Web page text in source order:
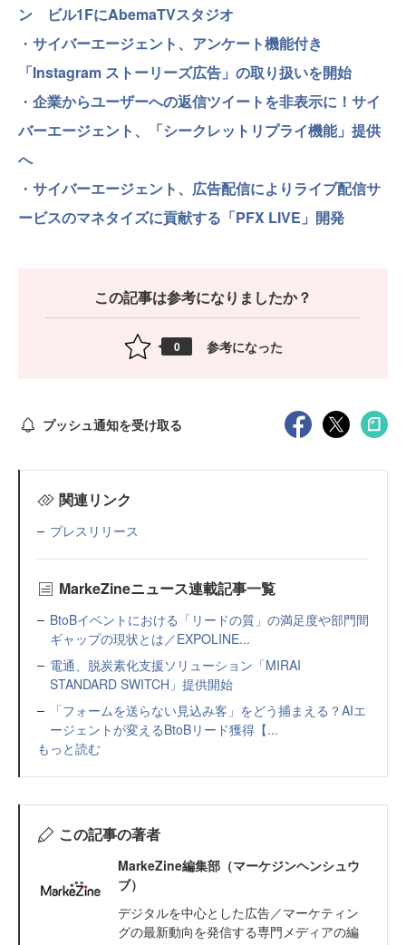
ン ビル1FにAbemaTVスタジオ
・ サイバーエージェント、アンケート機能付き
「Instagram ストーリーズ広告」の取り扱いを開始
・ 企業からユーザーへの返信ツイートを非表示に！サイ
バーエージェント、「シークレットリプライ機能」提供
へ
・ サイバーエージェント、広告配信によりライブ配信サ
ービスのマネタイズに貢献する「PFX LIVE」開発
この記事は参考になりましたか？
0 参考になった
プッシュ通知を受け取る
関連リンク
プレスリリース
MarkeZineニュース連載記事一覧
BtoBイベントにおける「リードの質」の満足度や部門間
ギャップの現状とは／EXPOLINE...
電通、脱炭素化支援ソリューション「MIRAI
STANDARD SWITCH」提供開始
「フォームを送らない見込み客」をどう捕まえる？AIエ
ージェントが変えるBtoBリード獲得【...
もっと読む
この記事の著者
MarkeZine編集部（マーケジンヘンシュウ
ブ）
デジタルを中心とした広告／マーケティン
グの最新動向を発信する専門メディアの編